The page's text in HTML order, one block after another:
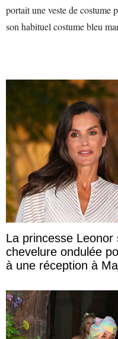
portait une veste de costume
son habituel costume bleu
La princesse
chevelure ondulée
à une réception à